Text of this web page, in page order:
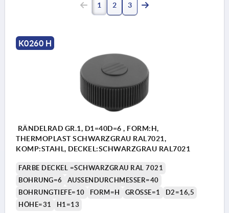
1 2 3
K0260 H
RÄNDELRAD GR.1, D1=40D=6 , FORM:H,
THERMOPLAST SCHWARZGRAU RAL7021,
KOMP:STAHL, DECKEL:SCHWARZGRAU RAL7021
FARBE DECKEL =SCHWARZGRAU RAL 7021
BOHRUNG=6
AUSSENDURCHMESSER=40
BOHRUNGTIEFE=10
FORM=H GRÖSSE=1
D2=16,5
HÖHE=31
H1=13